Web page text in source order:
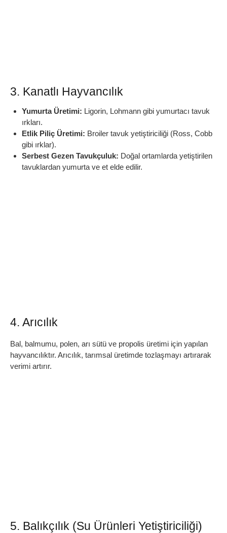
3. Kanatlı Hayvancılık
Yumurta Üretimi: Ligorin, Lohmann gibi yumurtacı tavuk
ırkları.
Etlik Piliç Üretimi: Broiler tavuk yetiştiriciliği (Ross, Cobb
gibi ırklar).
Serbest Gezen Tavukçuluk: Doğal ortamlarda yetiştirilen
tavuklardan yumurta ve et elde edilir.
4. Arıcılık
Bal, balmumu, polen, arı sütü ve propolis üretimi için yapılan
hayvancılıktır. Arıcılık, tarımsal üretimde tozlaşmayı artırarak
verimi artırır.
5. Balıkçılık (Su Ürünleri Yetiştiriciliği)